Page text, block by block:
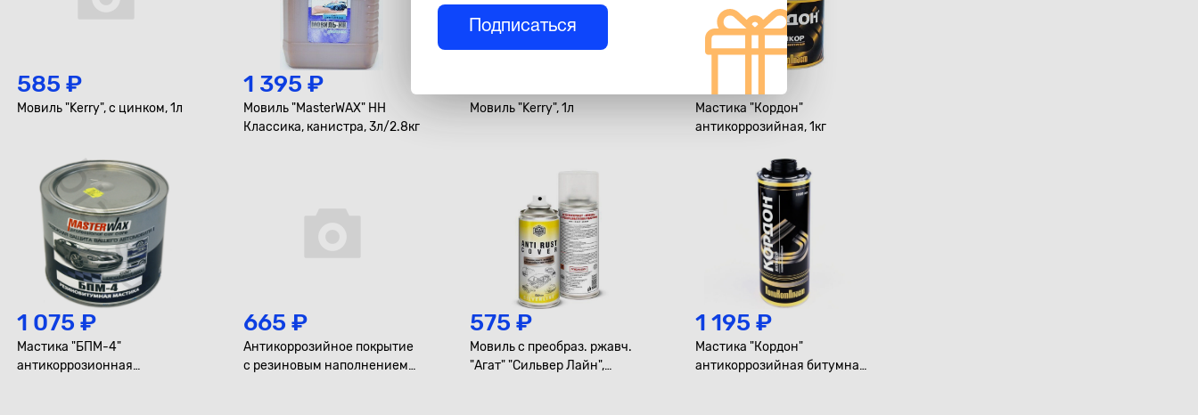
585 ₽
Мовиль "Kerry", с цинком, 1л
1 395 ₽
Мовиль "MasterWAX" НН
Классика, канистра, 3л/2.8кг
Мовиль "Kerry", 1л
Мастика "Кордон"
антикоррозийная, 1кг
1 075 ₽
Мастика "БПМ-4"
антикоррозионная
665 ₽
Антикоррозийное покрытие
с резиновым наполнением
575 ₽
Мовиль с преобраз. ржавч.
"Агат" "Сильвер Лайн",
1 195 ₽
Мастика "Кордон"
антикоррозийная битумная,
Подписаться